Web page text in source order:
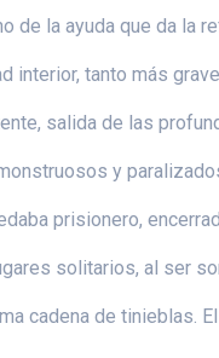
de la ayuda que da la
interior, tanto más
salida de las
y
prisionero,
solitarios, al ser
cadena de tinieblas.